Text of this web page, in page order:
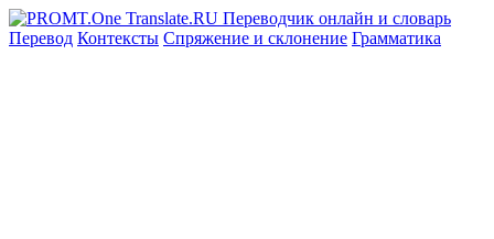
Перевод Контексты Спряжение и склонение Грамматика